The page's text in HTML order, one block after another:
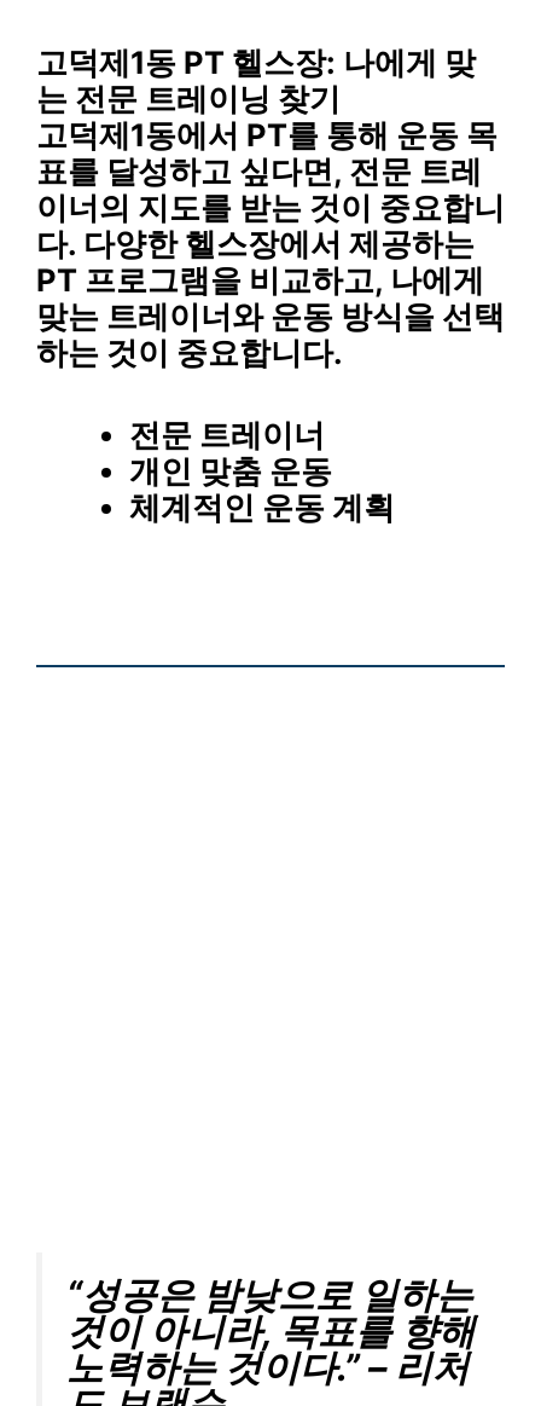
고덕제1동 PT 헬스장: 나에게 맞
는 전문 트레이닝 찾기
고덕제1동에서 PT를 통해 운동 목
표를 달성하고 싶다면, 전문 트레
이너의 지도를 받는 것이 중요합니
다. 다양한 헬스장에서 제공하는
PT 프로그램을 비교하고, 나에게
맞는 트레이너와 운동 방식을 선택
하는 것이 중요합니다.
전문 트레이너
개인 맞춤 운동
체계적인 운동 계획
“성공은 밤낮으로 일하는
것이 아니라, 목표를 향해
노력하는 것이다.” – 리처